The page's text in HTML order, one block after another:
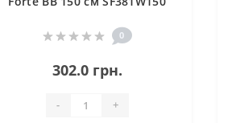
0
302.0 грн.
- +